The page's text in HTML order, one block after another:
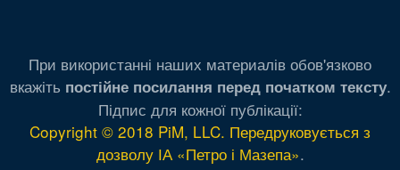
При використанні наших материалів обов'язково
вкажіть постійне посилання перед початком тексту.
Підпис для кожної публікації:
Copyright © 2018 PiM, LLC. Передруковується з
дозволу ІА «Петро і Мазепа».